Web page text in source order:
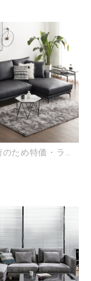
【最終入荷のため特価・ラスト2台】Cremona EPUレザータイプ｜オットマン別売